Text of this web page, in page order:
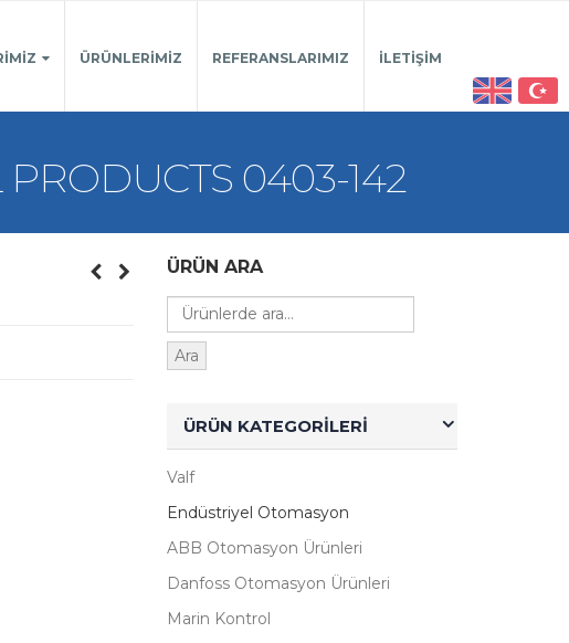
ÜRÜNLERIMIZ REFERANSLARIMIZ İLETIŞIM
0403-142
ÜRÜN ARA
Ara
ÜRÜN KATEGORILERI
Valf
Endüstriyel Otomasyon
ABB Otomasyon Ürünleri
Danfoss Otomasyon Ürünleri
Marin Kontrol